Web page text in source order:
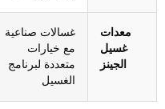
معدات
غسيل
الجينز
غسالات صناعية
مع خيارات
متعددة لبرنامج
الغسيل